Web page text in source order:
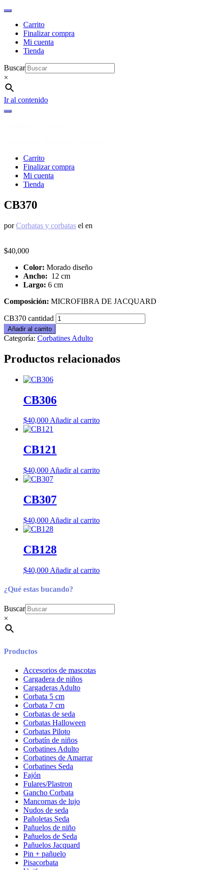
Carrito
Finalizar compra
Mi cuenta
Tienda
Buscar
×
Ir al contenido
Carrito
Finalizar compra
Mi cuenta
Tienda
CB370
porCorbatas y corbatas el en
$40,000
Color: Morado diseño
Ancho: 12 cm
Largo: 6 cm
Composición: MICROFIBRA DE JACQUARD
CB370 cantidad
Añadir al carrito
Categoría: Corbatines Adulto
Productos relacionados
CB306
$40,000Añadir al carrito
CB121
$40,000 Añadir al carrito
CB307
$40,000 Añadir al carrito
CB128
$40,000 Añadir al carrito
¿Qué estas bucando?
Buscar
×
Productos
Accesorios de mascotas
Cargadera de niños
Cargaderas Adulto
Corbata 5 cm
Corbata 7 cm
Corbatas de seda
Corbatas Halloween
Corbatas Piloto
Corbatín de niños
Corbatines Adulto
Corbatines de Amarrar
Corbatines Seda
Fajón
Fulares/Plastron
Gancho Corbata
Mancornas de lujo
Nudos de seda
Pañoletas Seda
Pañuelos de niño
Pañuelos de Seda
Pañuelos Jacquard
Pin + pañuelo
Pisacorbata